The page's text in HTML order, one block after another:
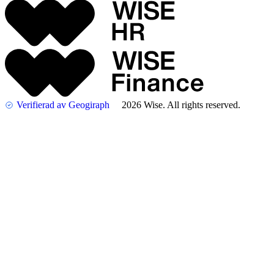
Verifierad av Geogiraph 2026 Wise. All rights reserved.